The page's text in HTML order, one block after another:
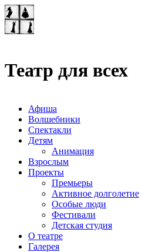
Театр для всех
Афиша
Волшебники
Спектакли
Детям
Анимация
Взрослым
Проекты
Премьеры
Активное долголетие
Особые люди
Фестивали
Детская студия
О театре
Галерея